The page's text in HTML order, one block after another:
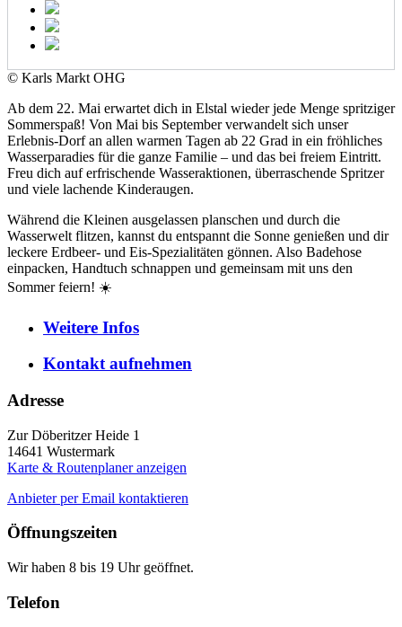
© Karls Markt OHG
Ab dem 22. Mai erwartet dich in Elstal wieder jede Menge spritziger
Sommerspaß! Von Mai bis September verwandelt sich unser
Erlebnis-Dorf an allen warmen Tagen ab 22 Grad in ein fröhliches
Wasserparadies für die ganze Familie – und das bei freiem Eintritt.
Freu dich auf erfrischende Wasseraktionen, überraschende Spritzer
und viele lachende Kinderaugen.
Während die Kleinen ausgelassen planschen und durch die
Wasserwelt flitzen, kannst du entspannt die Sonne genießen und dir
leckere Erdbeer- und Eis-Spezialitäten gönnen. Also Badehose
einpacken, Handtuch schnappen und gemeinsam mit uns den
Sommer feiern! ☀️
Weitere Infos
Kontaktaufnehmen
Adresse
Zur Döberitzer Heide 1
14641 Wustermark
Karte & Routenplaner anzeigen
Anbieter per Email kontaktieren
Öffnungszeiten
Wir haben 8 bis 19 Uhr geöffnet.
Telefon